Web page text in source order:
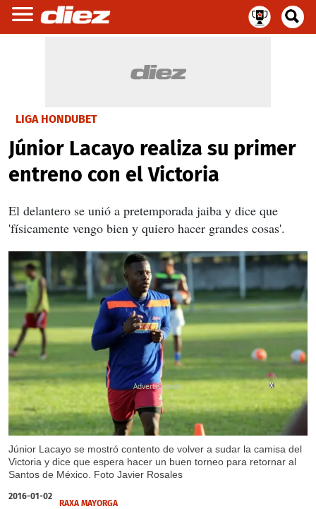
LIGA HONDUBET
Júnior Lacayo realiza su primer
entreno con el Victoria
El delantero se unió a pretemporada jaiba y dice que
'físicamente vengo bien y quiero hacer grandes cosas'.
Júnior Lacayo se mostró contento de volver a sudar la camisa del
Victoria y dice que espera hacer un buen torneo para retornar al
Santos de México. Foto Javier Rosales
X
2016-01-02
RAXA MAYORGA